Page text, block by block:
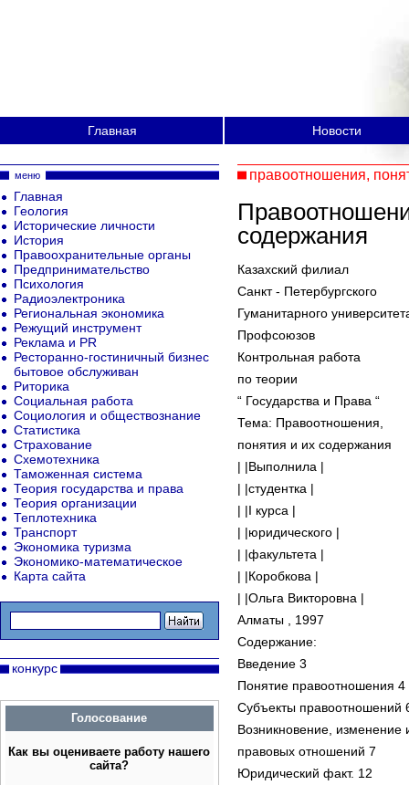
Главная Новости
правоотношения,
содержания
Казахский филиал
Санкт - Петербургского
Гуманитарного
Профсоюзов
Контрольная работа
по теории
“ Государства и Права “
Тема: Правоотношения,
понятия и их содержания
| |Выполнила |
| |студентка |
| |I курса |
| |юридического |
| |факультета |
| |Коробкова |
| |Ольга Викторовна |
Алматы , 1997
Содержание:
Введение 3
Понятие правоотношения 4
Субъекты правоотношений
Возникновение, изменение
правовых отношений 7
Юридический факт. 12
меню
Главная
Геология
Исторические личности
История
Правоохранительные органы
Предпринимательство
Психология
Радиоэлектроника
Региональная экономика
Режущий инструмент
Реклама и PR
Ресторанно-гостиничный бизнес
бытовое обслуживан
Риторика
Социальная работа
Социология и обществознание
Статистика
Страхование
Схемотехника
Таможенная система
Теория государства и права
Теория организации
Теплотехника
Транспорт
Экономика туризма
Экономико-математическое
Карта сайта
конкурс
Голосование
Как вы оцениваете работу нашего
сайта?